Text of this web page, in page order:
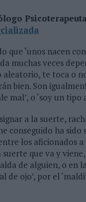
que ‘unos nacen
muchas veces
aleatorio, te toca o
bien. Son
mal’, o ‘soy un
a la suerte,
conseguido ha
los aficionados
suerte que va y
de alguien, o en
de ojo’, por el